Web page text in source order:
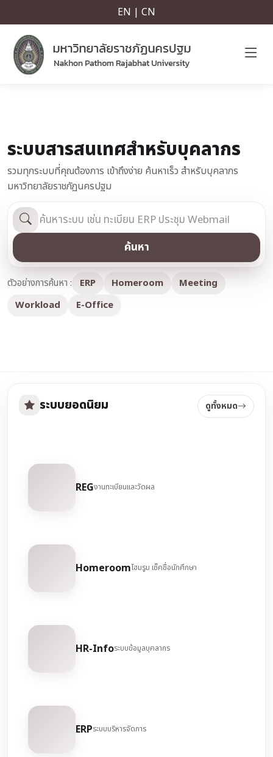
EN | CN
ระบบสารสนเทศสำหรับบุคลากร
รวมทุกระบบที่คุณต้องการ เข้าถึงง่าย ค้นหาเร็ว สำหรับบุคลากร
มหาวิทยาลัยราชภัฏนครปฐม
ค้นหา
ตัวอย่างการค้นหา : ERP Homeroom
Meeting
Workload
E-Office
ระบบยอดนิยม ดูทั้งหมด
REGงานทะเบียนและวัดผล
Homeroomโฮมรูม เช็คชื่อนักศึกษา
HR-Infoระบบข้อมูลบุคลากร
ERPระบบบริหารจัดการ